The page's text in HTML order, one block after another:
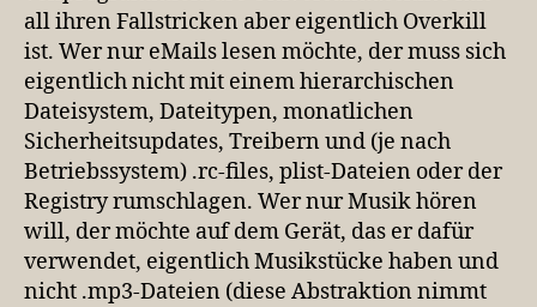
all ihren Fallstricken aber eigentlich Overkill
ist. Wer nur eMails lesen möchte, der muss sich
eigentlich nicht mit einem hierarchischen
Dateisystem, Dateitypen, monatlichen
Sicherheitsupdates, Treibern und (je nach
Betriebssystem) .rc-files, plist-Dateien oder der
Registry rumschlagen. Wer nur Musik hören
will, der möchte auf dem Gerät, das er dafür
verwendet, eigentlich Musikstücke haben und
nicht .mp3-Dateien (diese Abstraktion nimmt